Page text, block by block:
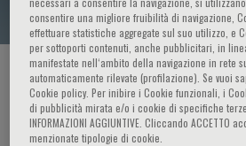
HOME PAGE / CORSI ED EVENTI /
consentire una migliore fruibilità di navigazione,
effettuare statistiche aggregate sul suo utilizzo, e
per sottoporti contenuti, anche pubblicitari, in
manifestate nell‘ambito della navigazione in rete
automaticamente rilevate (profilazione). Se vuoi
Cookie policy. Per inibire i Cookie funzionali, i
di pubblicità mirata e/o i cookie di specifiche
INFORMAZIONI AGGIUNTIVE. Cliccando ACCETTO
menzionate tipologie di cookie.